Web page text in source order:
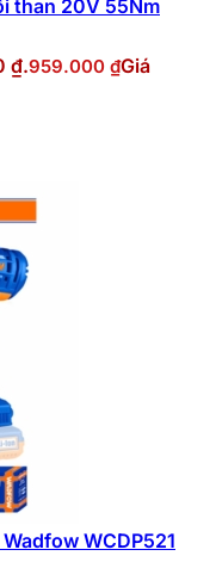
than 20V 55Nm
₫.959.000 ₫Giá
WCDP521